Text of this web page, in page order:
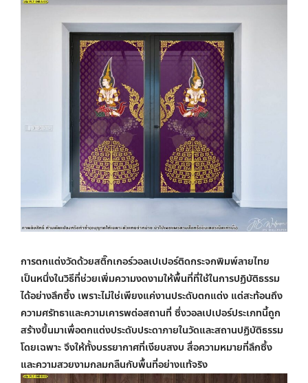
การตกแต่งวัดด้วยสติ๊กเกอร์วอลเปเปอร์ติดกระจกพิมพ์ลายไทย
เป็นหนึ่งในวิธีที่ช่วยเพิ่มความงดงามให้พื้นที่ที่ใช้ในการปฏิบัติธรรม
ได้อย่างลึกซึ้ง เพราะไม่ใช่เพียงแค่งานประดับตกแต่ง แต่สะท้อนถึง
ความศรัทธาและความเคารพต่อสถานที่ ซึ่งวอลเปเปอร์ประเภทนี้ถูก
สร้างขึ้นมาเพื่อตกแต่งประดับประดาภายในวัดและสถานปฏิบัติธรรม
โดยเฉพาะ จึงให้ทั้งบรรยากาศที่เงียบสงบ สื่อความหมายที่ลึกซึ้ง
และความสวยงามกลมกลืนกับพื้นที่อย่างแท้จริง